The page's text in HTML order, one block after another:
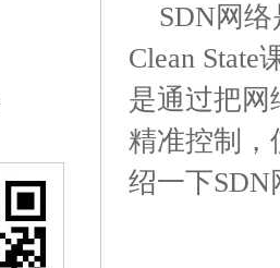
SDN网络
Clean
是通过把网
精准控制，
绍一下